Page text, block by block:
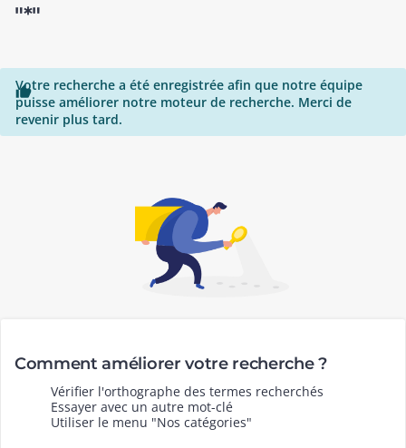
"*"

Votre recherche a été enregistrée afin que notre équipe
puisse améliorer notre moteur de recherche. Merci de
revenir plus tard.
Comment améliorer votre recherche ?
Vérifier l'orthographe des termes recherchés
Essayer avec un autre mot-clé
Utiliser le menu "Nos catégories"